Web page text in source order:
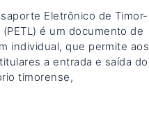
Eletrônico de Timor-
(PETL) é um documento de
individual, que permite aos
a entrada e saída do
timorense,